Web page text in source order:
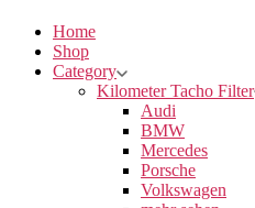
Home
Shop
Category
Kilometer Tacho Filter
Audi
BMW
Mercedes
Porsche
Volkswagen